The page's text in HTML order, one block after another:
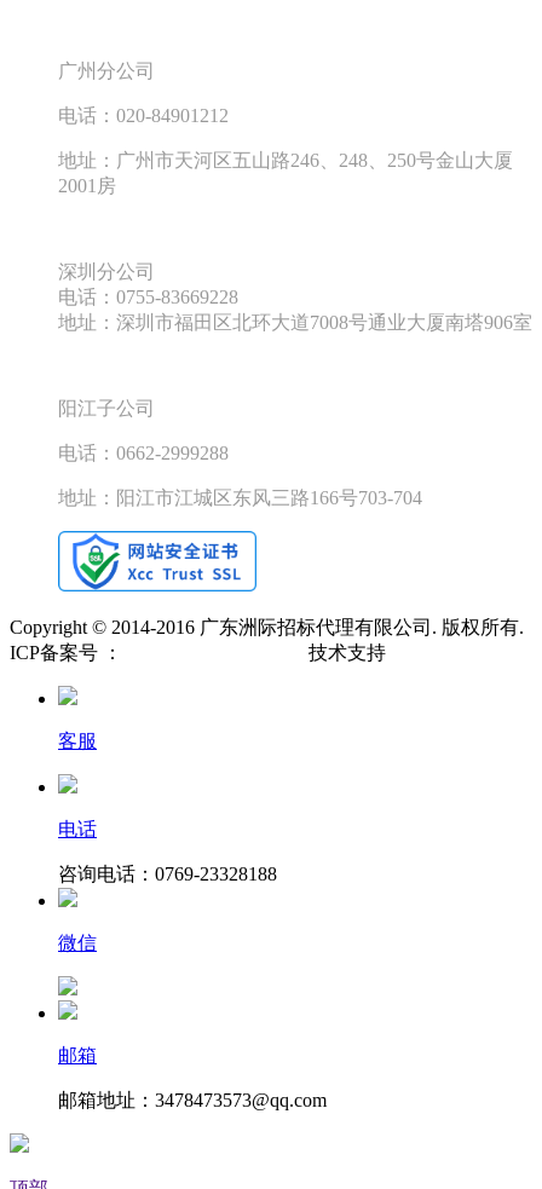
广州分公司
电话： 020-84901212
地址：广州市天河区五山路246 248 250号金山大厦
2001 房
深圳分公司
电话： 0755-83669228
地址：深圳市福田区北环大道7008号通业大厦南塔906室
阳江子公司
电话： 0662-2999288
地址：阳江市江城区东风三路166号703-704
Copyright © 2014-2016 广东洲际招标代理有限公司. 版权所有.
ICP备案号 ：
技术支持
客服
电话
咨询电话：0769-23328188
微信
邮箱
邮箱地址：3478473573@qq.com